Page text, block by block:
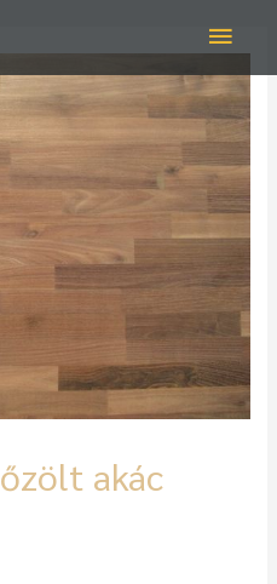
akác